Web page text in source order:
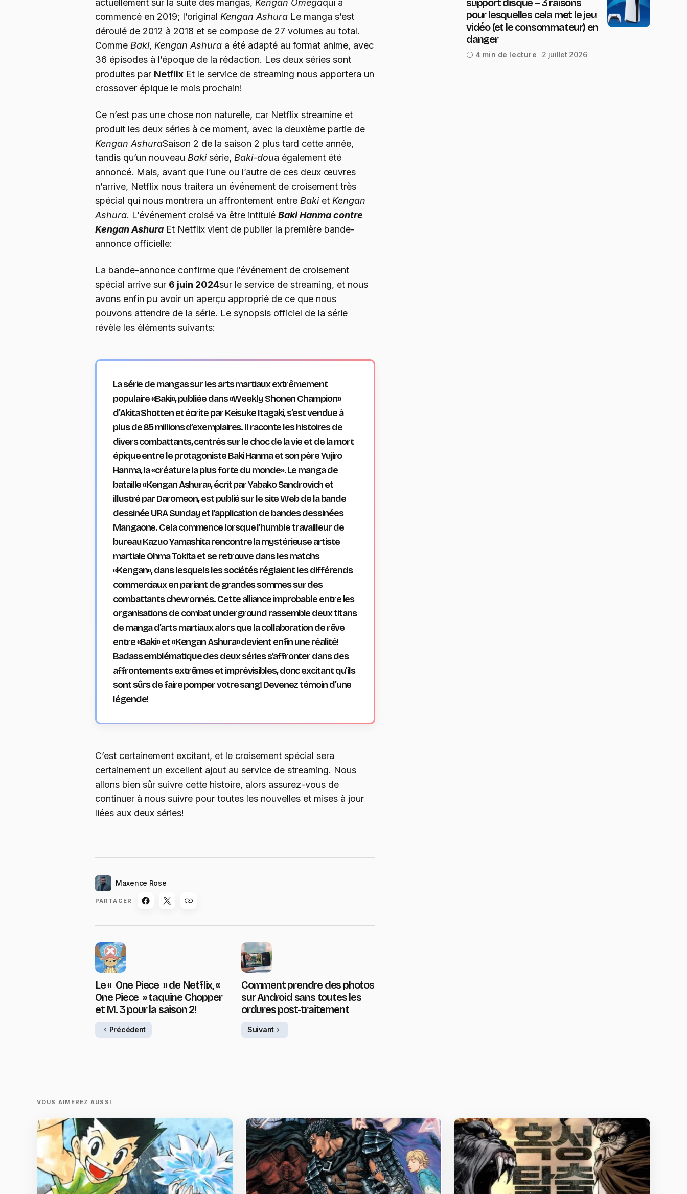
actuellement sur la suite des mangas, Kengan Omegaqui a
commencé en 2019; l’original Kengan Ashura Le manga s’est
déroulé de 2012 à 2018 et se compose de 27 volumes au total.
Comme Baki, Kengan Ashura a été adapté au format anime, avec
36 épisodes à l’époque de la rédaction. Les deux séries sont
produites par Netflix Et le service de streaming nous apportera un
crossover épique le mois prochain!
Ce n’est pas une chose non naturelle, car Netflix streamine et
produit les deux séries à ce moment, avec la deuxième partie de
Kengan AshuraSaison 2 de la saison 2 plus tard cette année,
tandis qu’un nouveau Bakisérie, Baki-doua également été
annoncé. Mais, avant que l’une ou l’autre de ces deux œuvres
n’arrive, Netflix nous traitera un événement de croisement très
spécial qui nous montrera un affrontement entre Bakiet Kengan
Ashura. L’événement croisé va être intitulé Baki Hanma contre
Kengan Ashura Et Netflix vient de publier la première bande-
annonce officielle:
La bande-annonce confirme que l’événement de croisement
spécial arrive sur 6 juin 2024sur le service de streaming, et nous
avons enfin pu avoir un aperçu approprié de ce que nous
pouvons attendre de la série. Le synopsis officiel de la série
révèle les éléments suivants:
La série de mangas sur les arts martiaux extrêmement
populaire «Baki», publiée dans «Weekly Shonen Champion»
d’Akita Shotten et écrite par Keisuke Itagaki, s’est vendue à
plus de 85 millions d’exemplaires. Il raconte les histoires de
divers combattants, centrés sur le choc de la vie et de la mort
épique entre le protagoniste Baki Hanma et son père Yujiro
Hanma, la «créature la plus forte du monde». Le manga de
bataille «Kengan Ashura», écrit par Yabako Sandrovich et
illustré par Daromeon, est publié sur le site Web de la bande
dessinée URA Sunday et l’application de bandes dessinées
Mangaone. Cela commence lorsque l’humble travailleur de
bureau Kazuo Yamashita rencontre la mystérieuse artiste
martiale Ohma Tokita et se retrouve dans les matchs
«Kengan», dans lesquels les sociétés réglaient les différends
commerciaux en pariant de grandes sommes sur des
combattants chevronnés. Cette alliance improbable entre les
organisations de combat underground rassemble deux titans
de manga d’arts martiaux alors que la collaboration de rêve
entre «Baki» et «Kengan Ashura» devient enfin une réalité!
Badass emblématique des deux séries s’affronter dans des
affrontements extrêmes et imprévisibles, donc excitant qu’ils
sont sûrs de faire pomper votre sang! Devenez témoin d’une
légende!
C’est certainement excitant, et le croisement spécial sera
certainement un excellent ajout au service de streaming. Nous
allons bien sûr suivre cette histoire, alors assurez-vous de
continuer à nous suivre pour toutes les nouvelles et mises à jour
liées aux deux séries!
Maxence Rose
PARTAGER
Le « One Piece » de Netflix, «
One Piece » taquine Chopper
et M. 3 pour la saison 2!
Précédent
Comment prendre des photos
sur Android sans toutes les
ordures post-traitement
Suivant
support disque – 3 raisons
pour lesquelles cela met le jeu
vidéo (et le consommateur) en
danger
4 min de lecture 2 juillet 2026
VOUS AIMEREZ AUSSI